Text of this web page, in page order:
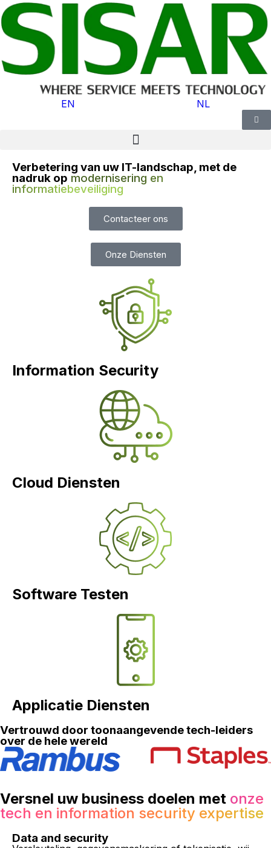
EN NL
Verbetering van uw IT-landschap, met de
nadruk op modernisering en
informatiebeveiliging
Contacteer ons
Onze Diensten
Information Security
Cloud Diensten
Software Testen
Applicatie Diensten
Vertrouwd door toonaangevende tech-leiders
over de hele wereld
Versnel uw business doelen met onze
tech en information security expertise
Data and security